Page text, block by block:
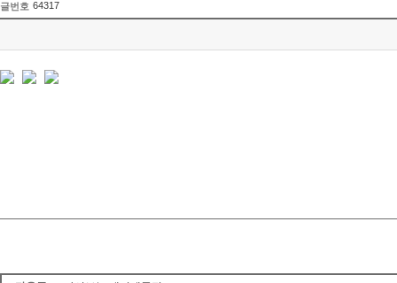
글번호 64317